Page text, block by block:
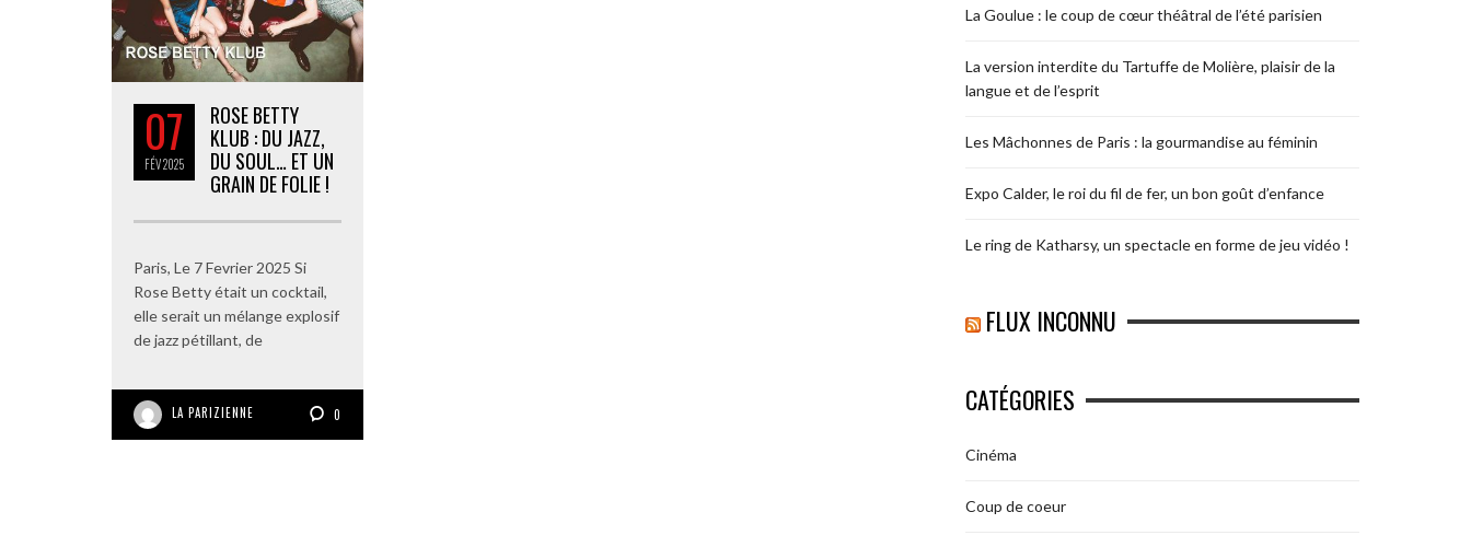
07
FÉV2025
ROSE BETTY
KLUB : DU JAZZ,
DU SOUL… ET UN
GRAIN DE FOLIE !
Paris, Le 7 Fevrier 2025 Si
Rose Betty était un cocktail,
elle serait un mélange explosif
de jazz pétillant, de
LA PARIZIENNE 0
La Goulue : le coup de cœur théâtral de l’été parisien
La version interdite du Tartuffe de Molière, plaisir de la
langue et de l’esprit
Les Mâchonnes de Paris : la gourmandise au féminin
Expo Calder, le roi du fil de fer, un bon goût d’enfance
Le ring de Katharsy, un spectacle en forme de jeu vidéo !
FLUX INCONNU
CATÉGORIES
Cinéma
Coup de coeur